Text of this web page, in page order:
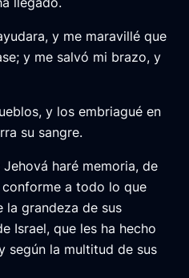
y me maravillé que
y me salvó mi brazo, y
y los embriagué en
su sangre.
haré memoria, de
conforme a todo lo que
la grandeza de sus
Israel, que les ha hecho
según la multitud de sus